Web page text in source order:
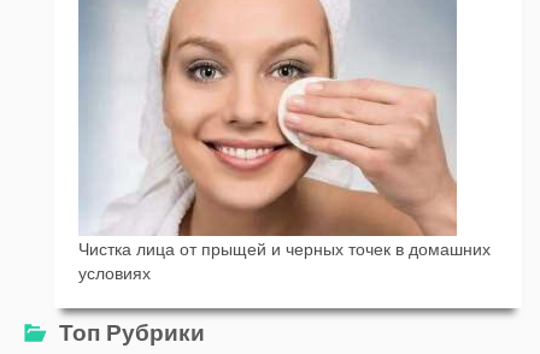
Чистка лица от прыщей и черных точек в домашних
условиях
Топ Рубрики